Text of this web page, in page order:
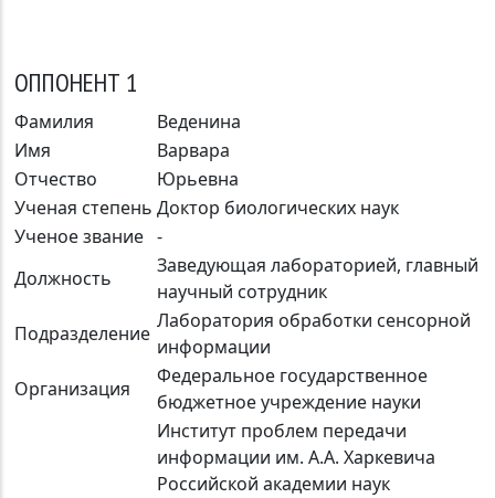
ОППОНЕНТ 1
Фамилия
Веденина
Имя
Варвара
Отчество
Юрьевна
Ученая степень Доктор биологических наук
Ученое звание -
Должность
Заведующая лабораторией, главный
научный сотрудник
Подразделение
Лаборатория обработки сенсорной
информации
Организация
Федеральное государственное
бюджетное учреждение науки
Институт проблем передачи
информации им. А.А. Харкевича
Российской академии наук